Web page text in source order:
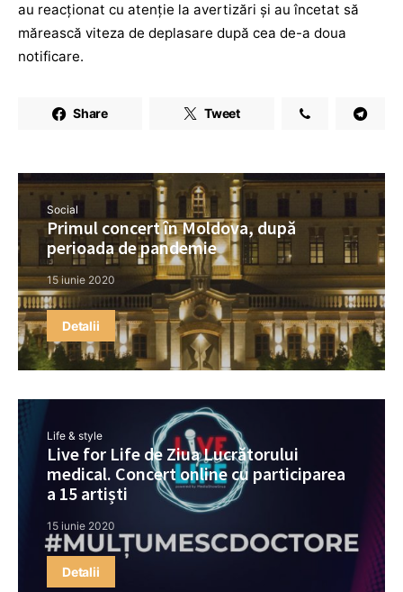
au reacționat cu atenție la avertizări și au încetat să
mărească viteza de deplasare după cea de-a doua
notificare.
Share Tweet
Social
Primul concert în Moldova, după
perioada de pandemie
15 iunie 2020
Detalii
Life & style
Live for Life de Ziua Lucrătorului
medical. Concert online cu participarea
a 15 artiști
15 iunie 2020
Detalii